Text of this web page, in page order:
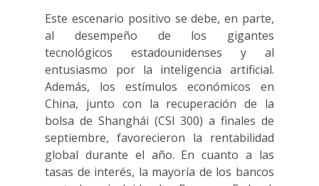
Este escenario positivo se debe, en parte,
al desempeño de los gigantes
tecnológicos estadounidenses y al
entusiasmo por la inteligencia artificial.
Además, los estímulos económicos en
China, junto con la recuperación de la
bolsa de Shanghái (CSI 300) a finales de
septiembre, favorecieron la rentabilidad
global durante el año. En cuanto a las
tasas de interés, la mayoría de los bancos